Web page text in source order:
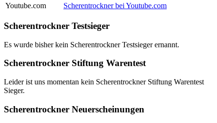
Youtube.com
Scherentrockner bei Youtube.com
Scherentrockner Testsieger
Es wurde bisher kein Scherentrockner Testsieger ernannt.
Scherentrockner Stiftung Warentest
Leider ist uns momentan kein Scherentrockner Stiftung Warentest
Sieger.
Scherentrockner Neuerscheinungen